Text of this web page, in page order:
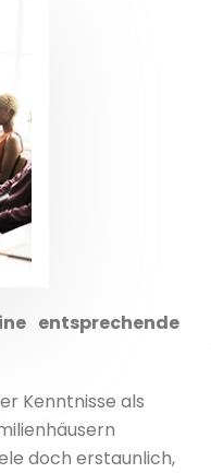
entsprechende
Kenntnisse als
doch erstaunlich,